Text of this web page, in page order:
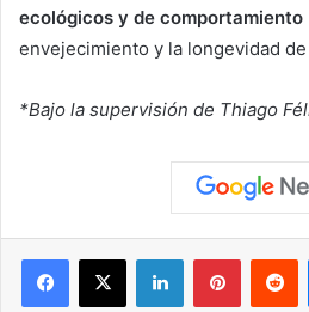
ecológicos y de comportamiento
envejecimiento y la longevidad
*Bajo la supervisión de Thiago
Facebook
X LinkedInPinterest